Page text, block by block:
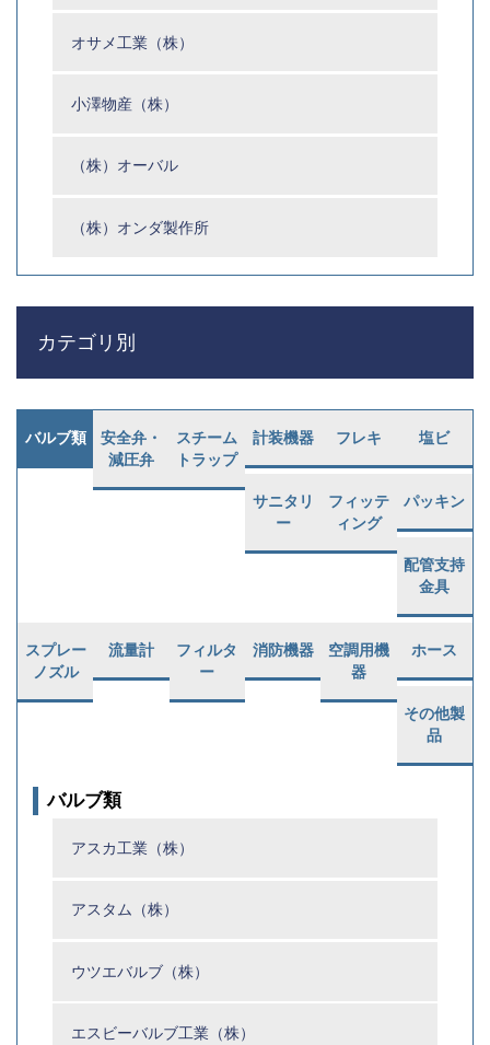
オサメ工業（株）
小澤物産（株）
（株）オーバル
（株）オンダ製作所
カテゴリ別
バルブ類
安全弁・
減圧弁
スチーム
トラップ
計装機器 フレキ 塩ビ
サニタリ
ー
フィッテ
ィング
パッキン
配管支持
金具
スプレー
ノズル
流量計
フィルタ
ー
消防機器
空調用機
器
ホース
その他製
品
バルブ類
アスカ工業（株）
アスタム（株）
ウツエバルブ（株）
エスビーバルブ工業（株）